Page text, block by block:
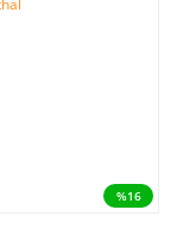
%16